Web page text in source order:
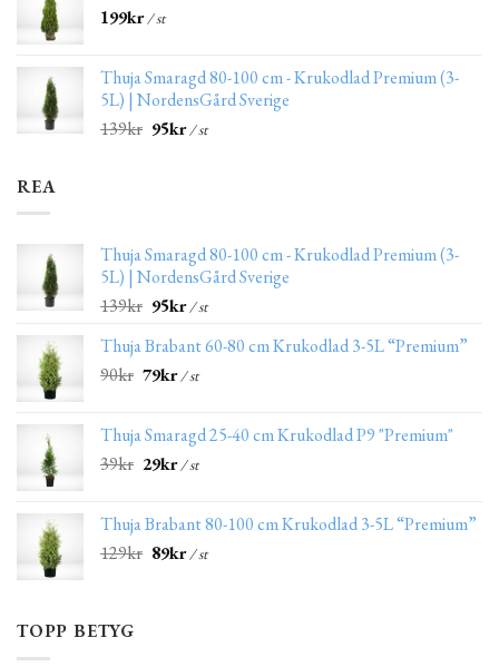
199kr/ st
Thuja Smaragd 80-100 cm - Krukodlad Premium (3-
5L) | NordensGård Sverige
139kr 95kr/ st
REA
Thuja Smaragd 80-100 cm - Krukodlad Premium (3-
5L) | NordensGård Sverige
139kr 95kr/ st
Thuja Brabant 60-80 cm Krukodlad 3-5L “Premium”
90kr 79kr/ st
Thuja Smaragd 25-40 cm Krukodlad P9 "Premium"
39kr 29kr/ st
Thuja Brabant 80-100 cm Krukodlad 3-5L “Premium”
129kr 89kr/ st
TOPP BETYG